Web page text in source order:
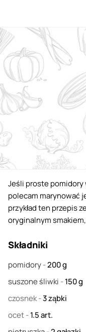
Jeśli proste pomidory
polecam marynować
przykład ten przepis
oryginalnym
Składniki
pomidory-200g
suszone śliwki -150g
czosnek-3ząbki
ocet-1.5art.